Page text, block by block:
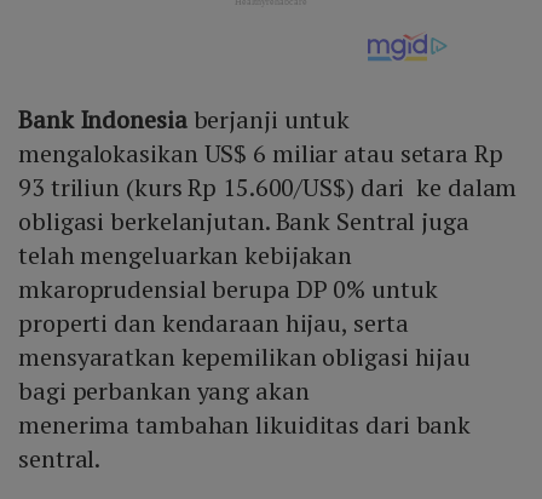
Bank Indonesiaberjanji untuk
mengalokasikan US$ 6 miliar atau setara Rp
93 triliun (kurs Rp 15.600/US$) dari ke dalam
obligasi berkelanjutan. Bank Sentral juga
telah mengeluarkan kebijakan
mkaroprudensial berupa DP 0% untuk
properti dan kendaraan hijau, serta
mensyaratkan kepemilikan obligasi hijau
bagi perbankan yang akan
menerima tambahan likuiditas dari bank
sentral.